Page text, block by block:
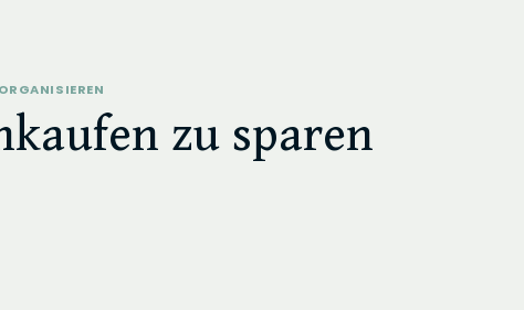
zu sparen